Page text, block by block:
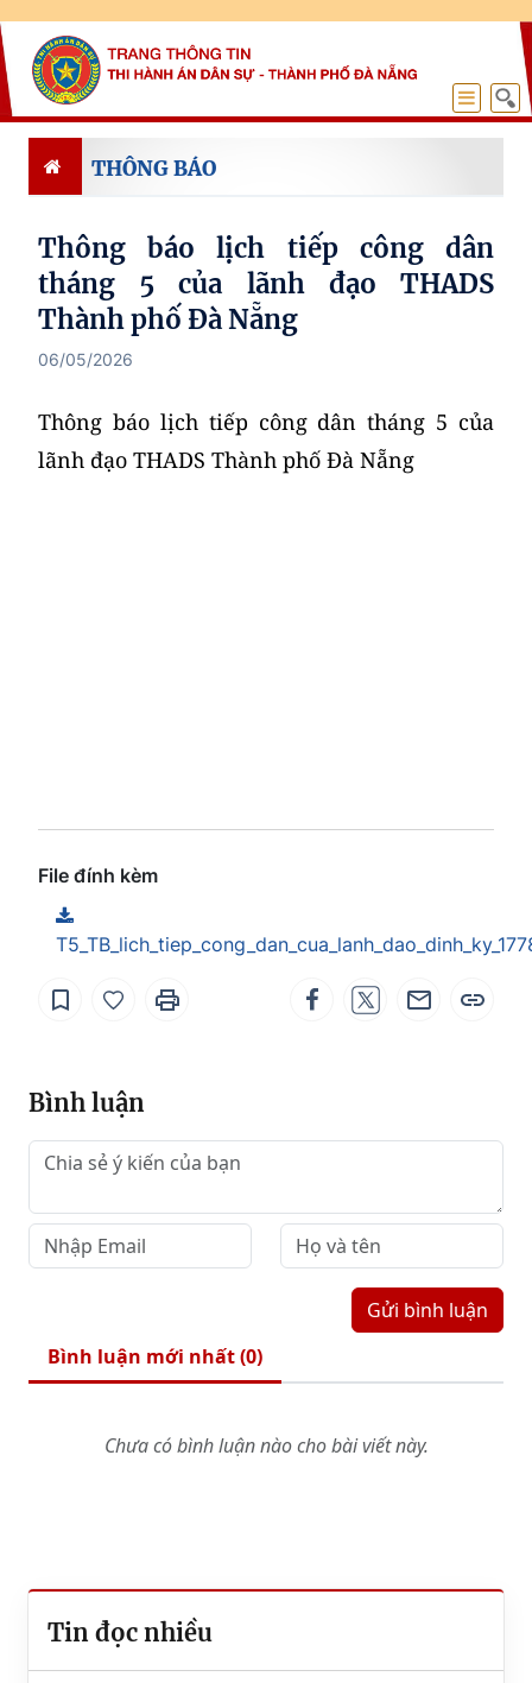
THÔNG BÁO
Thông báo lịch tiếp công dân
tháng 5 của lãnh đạo THADS
Thành phố Đà Nẵng
06/05/2026
Thông báo lịch tiếp công dân tháng 5 của
lãnh đạo THADS Thành phố Đà Nẵng
File đính kèm
Bình luận
Gửi bình luận
Bình luận mới nhất (0)
Chưa có bình luận nào cho bài viết này.
Tin đọc nhiều